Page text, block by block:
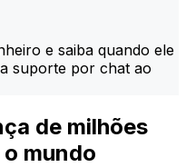
e saiba quando ele
suporte por chat ao
de milhões
mundo